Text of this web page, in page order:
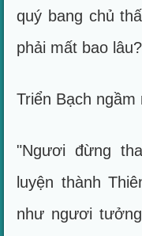
quý bang chủ
phải mất bao lâu?
Triển Bạch ngầm
"Ngươi đừng
luyện thành
như ngươi